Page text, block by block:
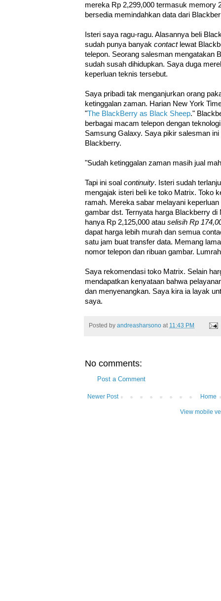
mereka Rp 2,299,000 termasuk memory
bersedia memindahkan data dari
Isteri saya ragu-ragu. Alasannya beli
sudah punya banyak contactlewat
telepon. Seorang salesman mengatakan
sudah susah dihidupkan. Saya duga
keperluan teknis tersebut.
Saya pribadi tak menganjurkan orang
ketinggalan zaman. Harian New York
"The BlackBerry as Black Sheep."
berbagai macam telepon dengan
Samsung Galaxy. Saya pikir salesman
Blackberry.
"Sudah ketinggalan zaman masih jual
Tapi ini soal continuity. Isteri sudah
mengajak isteri beli ke toko Matrix. Toko
ramah. Mereka sabar melayani
gambar dst. Ternyata harga Blackberry
hanya Rp 2,125,000 atau selisih Rp
dapat harga lebih murah dan semua
satu jam buat transfer data. Memang
nomor telepon dan ribuan gambar.
Saya rekomendasi toko Matrix. Selain
mendapatkan kenyataan bahwa
dan menyenangkan. Saya kira ia layak
saya.
Posted by andreasharsono at 11:43 PM
No comments:
Post a Comment
Newer Post Home
View mobile